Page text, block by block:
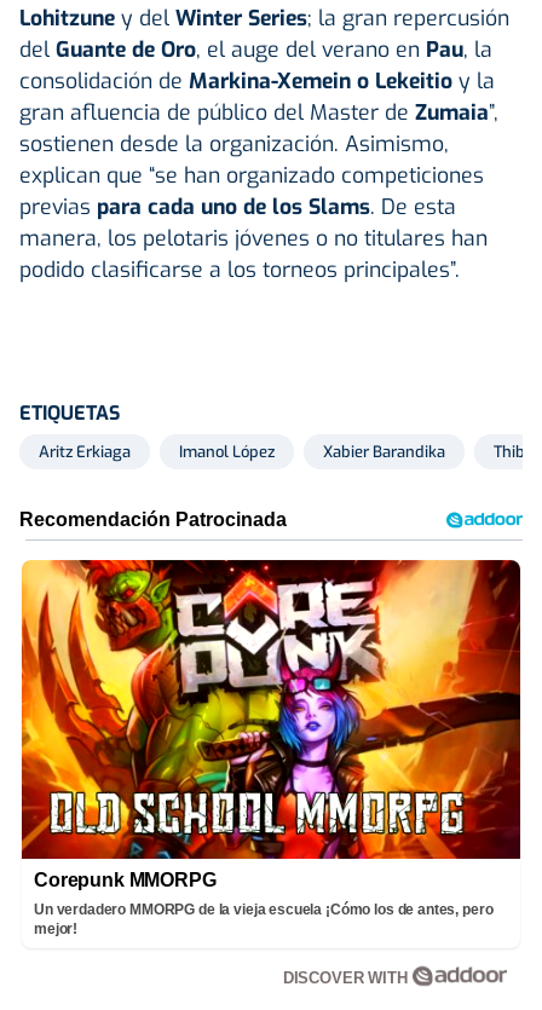
Lohitzune y del Winter Series; la gran repercusión
del Guante de Oro, el auge del verano en Pau, la
consolidación de Markina-Xemein o Lekeitio y la
gran afluencia de público del Master de Zumaia”,
sostienen desde la organización. Asimismo,
explican que “se han organizado competiciones
previas para cada uno de los Slams. De esta
manera, los pelotaris jóvenes o no titulares han
podido clasificarse a los torneos principales”.
ETIQUETAS
Aritz Erkiaga Imanol López Xabier Barandika
Corepunk MMORPG
Un verdadero MMORPG de la vieja escuela ¡Cómo los de antes, pero
mejor!
DISCOVER WITH